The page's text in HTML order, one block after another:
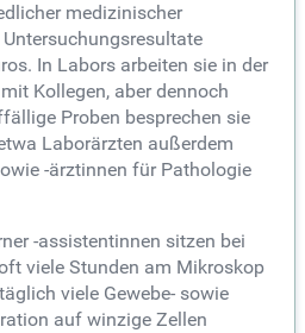
medizinischer
In Labors arbeiten sie in der
Kollegen, aber dennoch
Proben besprechen sie
Laborärzten außerdem
-ärztinnen für Pathologie
-assistentinnen sitzen bei
viele Stunden am Mikroskop
viele Gewebe- sowie
auf winzige Zellen